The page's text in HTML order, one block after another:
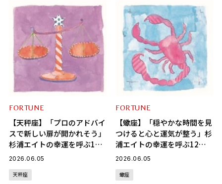
FORTUNE
【天秤座】「プロのアドバイ
スで新しい扉が開かれそう」
杉浦エイトの幸運を呼ぶ12
星座占い（6/5～7/6）
2026.06.05
天秤座
FORTUNE
【蠍座】「穏やかな時間を見
つけると心と運気が整う」杉
浦エイトの幸運を呼ぶ12星
座占い（6/5～7/6）
2026.06.05
蠍座